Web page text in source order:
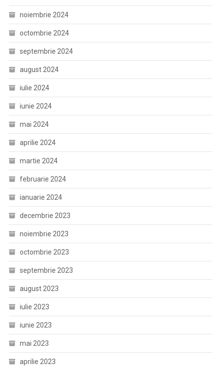
noiembrie 2024
octombrie 2024
septembrie 2024
august 2024
iulie 2024
iunie 2024
mai 2024
aprilie 2024
martie 2024
februarie 2024
ianuarie 2024
decembrie 2023
noiembrie 2023
octombrie 2023
septembrie 2023
august 2023
iulie 2023
iunie 2023
mai 2023
aprilie 2023